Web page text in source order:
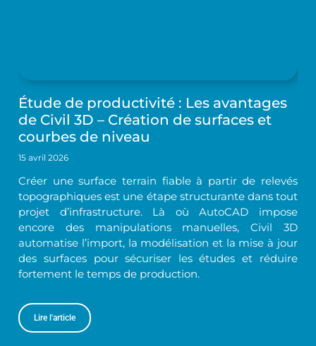
Étude de productivité : Les avantages
de Civil 3D – Création de surfaces et
courbes de niveau
15 avril 2026
Créer une surface terrain fiable à partir de relevés
topographiques est une étape structurante dans tout
projet d’infrastructure. Là où AutoCAD impose
encore des manipulations manuelles, Civil 3D
automatise l’import, la modélisation et la mise à jour
des surfaces pour sécuriser les études et réduire
fortement le temps de production.
Lire l'article